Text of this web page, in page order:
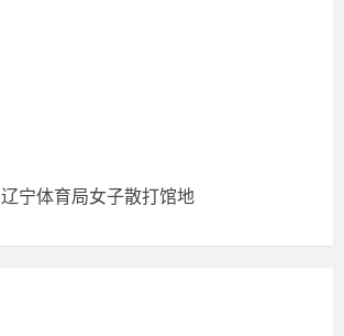
辽宁体育局女子散打馆地